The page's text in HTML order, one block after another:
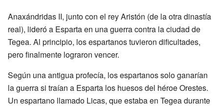
Anaxándridas II, junto con el rey Aristón (de la otra dinastía
real), lideró a Esparta en una guerra contra la ciudad de
Tegea. Al principio, los espartanos tuvieron dificultades,
pero finalmente lograron vencer.
Según una antigua profecía, los espartanos solo ganarían
la guerra si traían a Esparta los huesos del héroe Orestes.
Un espartano llamado Licas, que estaba en Tegea durante